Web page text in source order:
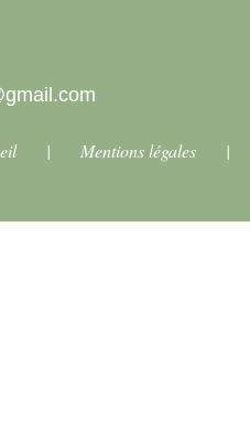
| Mentions légales |